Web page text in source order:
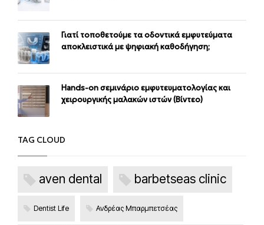
Γιατί τοποθετούμε τα οδοντικά εμφυτεύματα
αποκλειστικά με ψηφιακή καθοδήγηση;
Ηands-on σεμινάριο εμφυτευματολογίας και
χειρουργικής μαλακών ιστών (Βίντεο)
TAG CLOUD
aven dental barbetseas clinic
Dentist Life Ανδρέας Μπαρμπετσέας